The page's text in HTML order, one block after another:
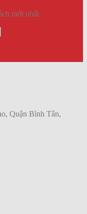
mới nhất
Quận Bình Tân,